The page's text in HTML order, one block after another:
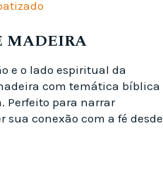
MADEIRA
e o lado espiritual da
com temática bíblica
Perfeito para narrar
conexão com a fé desde